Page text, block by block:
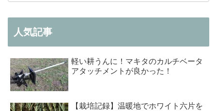
人気記事
軽い耕うんに！マキタのカルチベータ
アタッチメントが良かった！
【栽培記録】温暖地でホワイト六片を